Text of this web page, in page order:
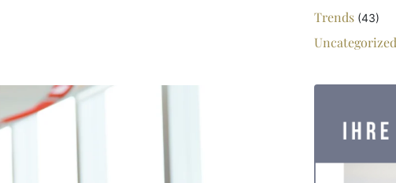
Trends(43)
Uncategorized